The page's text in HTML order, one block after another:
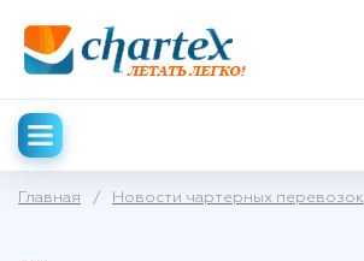
Главная / Новости чартерных перевозок